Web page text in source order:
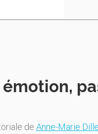
de Anne-Marie